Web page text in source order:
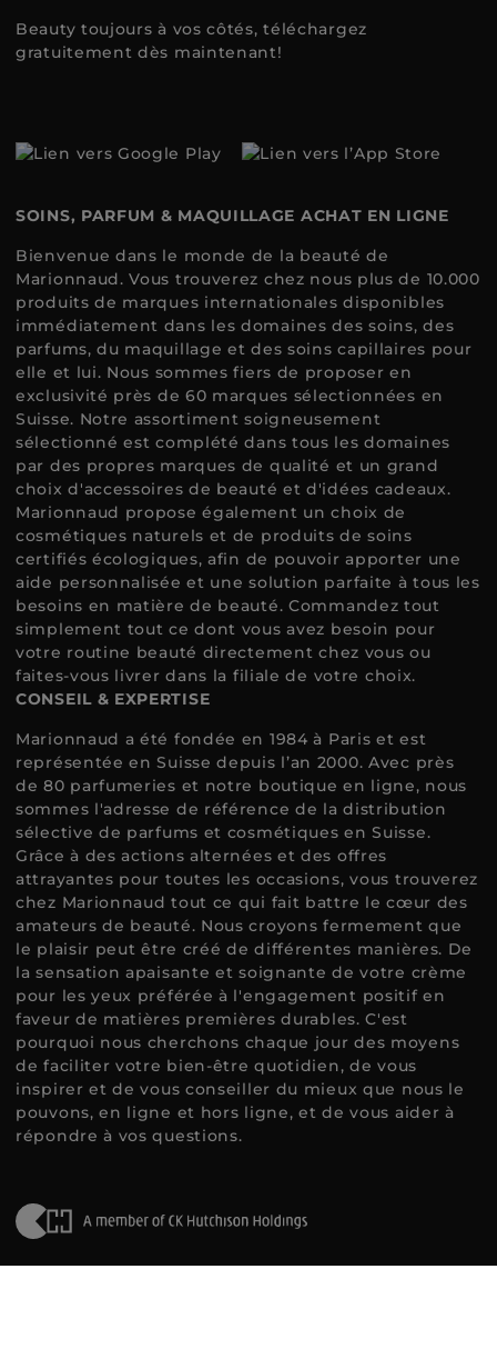
Beauty toujours à vos côtés, téléchargez
gratuitement dès maintenant!
SOINS, PARFUM & MAQUILLAGE ACHAT EN LIGNE
Bienvenue dans le monde de la beauté de
Marionnaud. Vous trouverez chez nous plus de 10.000
produits de marques internationales disponibles
immédiatement dans les domaines des soins, des
parfums, du maquillage et des soins capillaires pour
elle et lui. Nous sommes fiers de proposer en
exclusivité près de 60 marques sélectionnées en
Suisse. Notre assortiment soigneusement
sélectionné est complété dans tous les domaines
par des propres marques de qualité et un grand
choix d'accessoires de beauté et d'idées cadeaux.
Marionnaud propose également un choix de
cosmétiques naturels et de produits de soins
certifiés écologiques, afin de pouvoir apporter une
aide personnalisée et une solution parfaite à tous les
besoins en matière de beauté. Commandez tout
simplement tout ce dont vous avez besoin pour
votre routine beauté directement chez vous ou
faites-vous livrer dans la filiale de votre choix.
CONSEIL & EXPERTISE
Marionnaud a été fondée en 1984 à Paris et est
représentée en Suisse depuis l’an 2000. Avec près
de 80 parfumeries et notre boutique en ligne, nous
sommes l'adresse de référence de la distribution
sélective de parfums et cosmétiques en Suisse.
Grâce à des actions alternées et des offres
attrayantes pour toutes les occasions, vous trouverez
chez Marionnaud tout ce qui fait battre le cœur des
amateurs de beauté. Nous croyons fermement que
le plaisir peut être créé de différentes manières. De
la sensation apaisante et soignante de votre crème
pour les yeux préférée à l'engagement positif en
faveur de matières premières durables. C'est
pourquoi nous cherchons chaque jour des moyens
de faciliter votre bien-être quotidien, de vous
inspirer et de vous conseiller du mieux que nous le
pouvons, en ligne et hors ligne, et de vous aider à
répondre à vos questions.